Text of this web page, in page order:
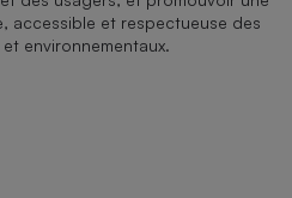
accessible et respectueuse des
environnementaux.